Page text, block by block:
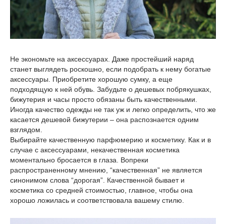
Не экономьте на аксессуарах. Даже простейший наряд
станет выглядеть роскошно, если подобрать к нему богатые
аксессуары. Приобретите хорошую сумку, а еще
подходящую к ней обувь. Забудьте о дешевых побрякушках,
бижутерия и часы просто обязаны быть качественными.
Иногда качество одежды не так уж и легко определить, что же
касается дешевой бижутерии – она распознается одним
взглядом.
Выбирайте качественную парфюмерию и косметику. Как и в
случае с аксессуарами, некачественная косметика
моментально бросается в глаза. Вопреки
распространенному мнению, “качественная” не является
синонимом слова “дорогая”. Качественной бывает и
косметика со средней стоимостью, главное, чтобы она
хорошо ложилась и соответствовала вашему стилю.